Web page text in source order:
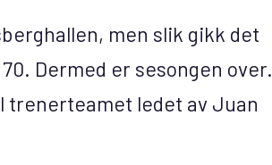
men slik gikk det
Dermed er sesongen over.
trenerteamet ledet av Juan